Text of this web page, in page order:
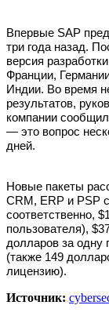
Впервые SAP
три года назад.
версия
Франции,
Индии. Во время
результатов,
компании
— это вопрос
дней.
Новые пакеты
CRM, ERP и PSP
соответственно,
пользователя),
долларов за одну
(также 149
лицензию).
Источник: